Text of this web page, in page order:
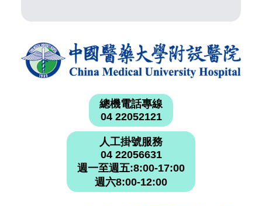
總機電話專線
04 22052121
人工掛號服務
04 22056631
週一至週五:8:00-17:00
週六8:00-12:00